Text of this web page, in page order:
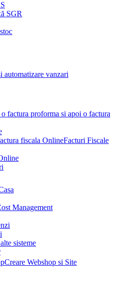
SGR
automatizare vanzari
Facturi Fiscale
Management
sisteme
Creare Webshop si Site